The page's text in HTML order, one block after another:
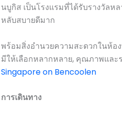
นบูกิส เป็นโรงแรมที่ได้รับรางวัล
หลับสบายดีมาก
พร้อมสิ่งอำนวยความสะดวกในห้อ
มีให้เลือกหลากหลาย, คุณภาพและ
Singapore on Bencoolen
การเดินทาง